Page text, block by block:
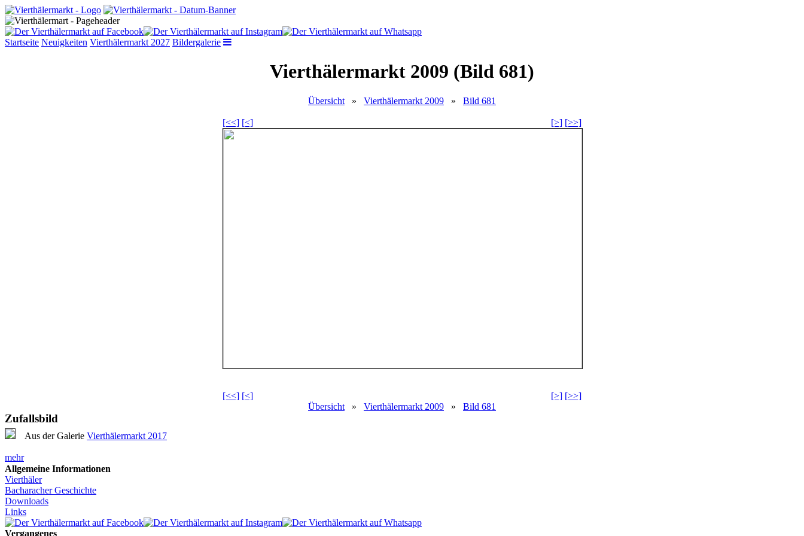
Startseite Neuigkeiten Vierthälermarkt 2027 Bildergalerie
Vierthälermarkt 2009 (Bild 681)
Übersicht » Vierthälermarkt 2009 » Bild 681
[<<] [<] [>] [>>]
[<<] [<] [>] [>>]
Übersicht » Vierthälermarkt 2009 » Bild 681
Zufallsbild
Aus der Galerie Vierthälermarkt 2017
mehr
Allgemeine Informationen
Vierthäler
Bacharacher Geschichte
Downloads
Links
Vergangenes